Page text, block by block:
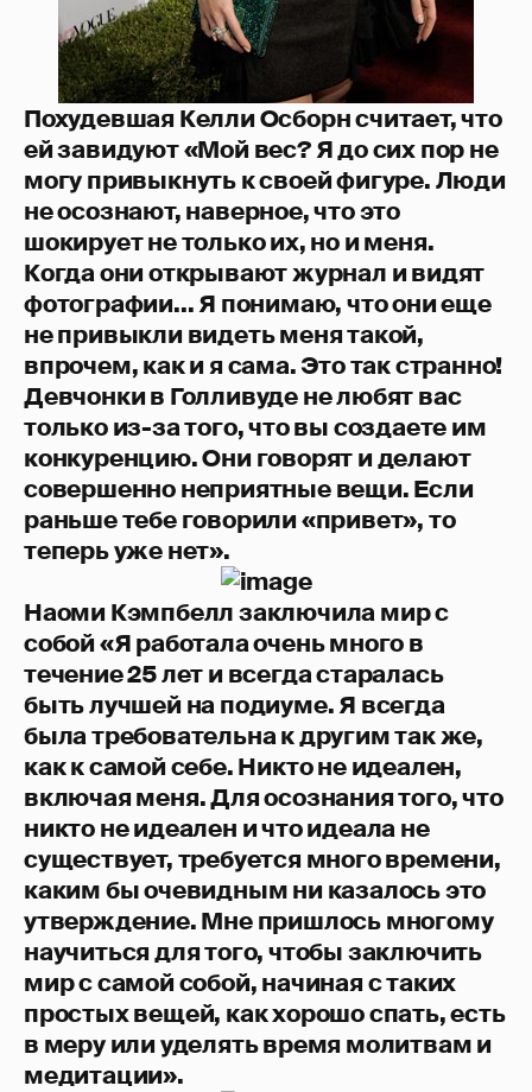
Похудевшая Келли Осборн считает, что
ей завидуют «Мой вес? Я до сих пор не
могу привыкнуть к своей фигуре. Люди
не осознают, наверное, что это
шокирует не только их, но и меня.
Когда они открывают журнал и видят
фотографии... Я понимаю, что они еще
не привыкли видеть меня такой,
впрочем, как и я сама. Это так странно!
Девчонки в Голливуде не любят вас
только из-за того, что вы создаете им
конкуренцию. Они говорят и делают
совершенно неприятные вещи. Если
раньше тебе говорили «привет», то
теперь уже нет».
Наоми Кэмпбелл заключила мир с
собой «Я работала очень много в
течение 25 лет и всегда старалась
быть лучшей на подиуме. Я всегда
была требовательна к другим так же,
как к самой себе. Никто не идеален,
включая меня. Для осознания того, что
никто не идеален и что идеала не
существует, требуется много времени,
каким бы очевидным ни казалось это
утверждение. Мне пришлось многому
научиться для того, чтобы заключить
мир с самой собой, начиная с таких
простых вещей, как хорошо спать, есть
в меру или уделять время молитвам и
медитации».